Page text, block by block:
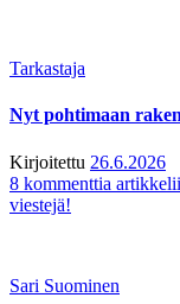
Tarkastaja
Nyt pohtimaan
Kirjoitettu 26.6.2026
8 kommenttia
viestejä!
Sari Suominen